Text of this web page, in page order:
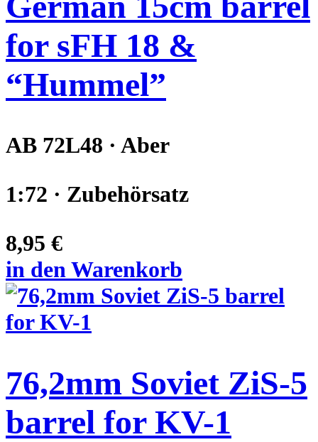
for sFH 18 &
“Hummel”
AB 72L48 · Aber
1:72 · Zubehörsatz
8,95 €
in den Warenkorb
76,2mm Soviet ZiS-5
barrel for KV-1